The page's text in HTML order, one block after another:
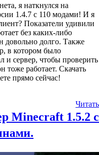
я наткнулся на
1.4.7 с 110 модами! И я
Показатели удивили
без каких-либо
довольно долго. Также
в котором было
и сервер, чтобы проверить
тоже работает. Скачать
прямо сейчас!
Читать
Minecraft 1.5.2 c